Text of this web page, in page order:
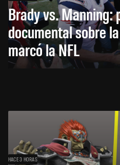
Brady vs. Manning:
documental sobre
marcó la NFL
HACE 3 HORAS